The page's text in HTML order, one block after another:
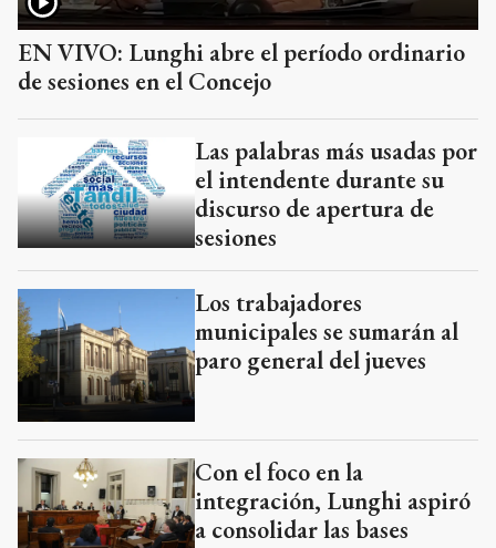
EN VIVO: Lunghi abre el período ordinario
de sesiones en el Concejo
Las palabras más usadas por
el intendente durante su
discurso de apertura de
sesiones
Los trabajadores
municipales se sumarán al
paro general del jueves
Con el foco en la
integración, Lunghi aspiró
a consolidar las bases